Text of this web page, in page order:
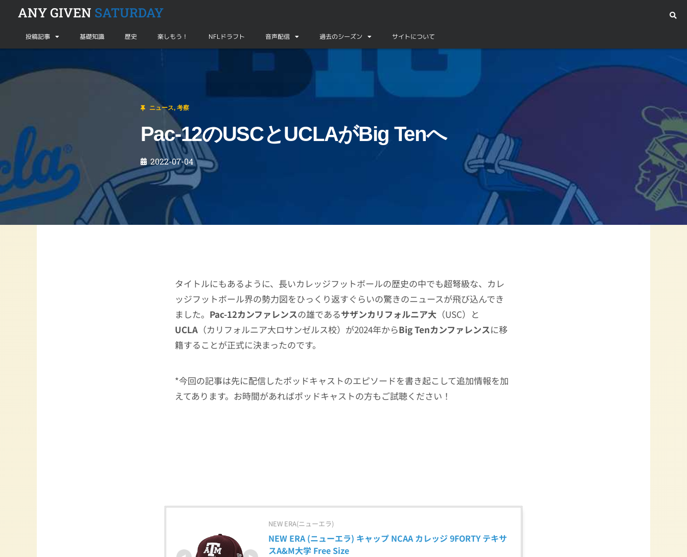
ANY GIVEN SATURDAY
投稿記事 基礎知識 歴史 楽しもう！ NFLドラフト 音声配信 過去のシーズン サイトについて
Pac-12のUSCとUCLAがBig Tenへ
ニュース, 考察
Pac-12のUSCとUCLAがBig Tenへ
2022-07-04
タイトルにもあるように、長いカレッジフットボールの歴史の中でも超弩級な、カレ
ッジフットボール界の勢力図をひっくり返すぐらいの驚きのニュースが飛び込んでき
ました。 Pac-12カンファレンスの雄であるサザンカリフォルニア大 （USC）と
UCLA （カリフォルニア大ロサンゼルス校）が2024年からBig Tenカンファレンスに移
籍することが正式に決まったのです。
*今回の記事は先に配信したポッドキャストのエピソードを書き起こして追加情報を加
えてあります。お時間があればポッドキャストの方もご試聴ください！
NEW ERA(ニューエラ)
NEW ERA (ニューエラ) キャップ NCAA カレッジ 9FORTY テキサ
スA&M大学 Free Size